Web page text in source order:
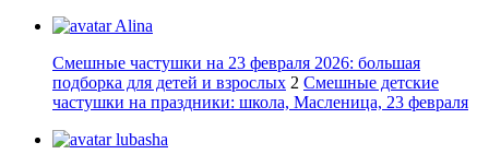
Alina
Смешные частушки на 23 февраля 2026: большая
подборка для детей и взрослых 2 Смешные детские
частушки на праздники: школа, Масленица, 23 февраля
lubasha